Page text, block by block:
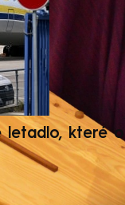
letadlo, které